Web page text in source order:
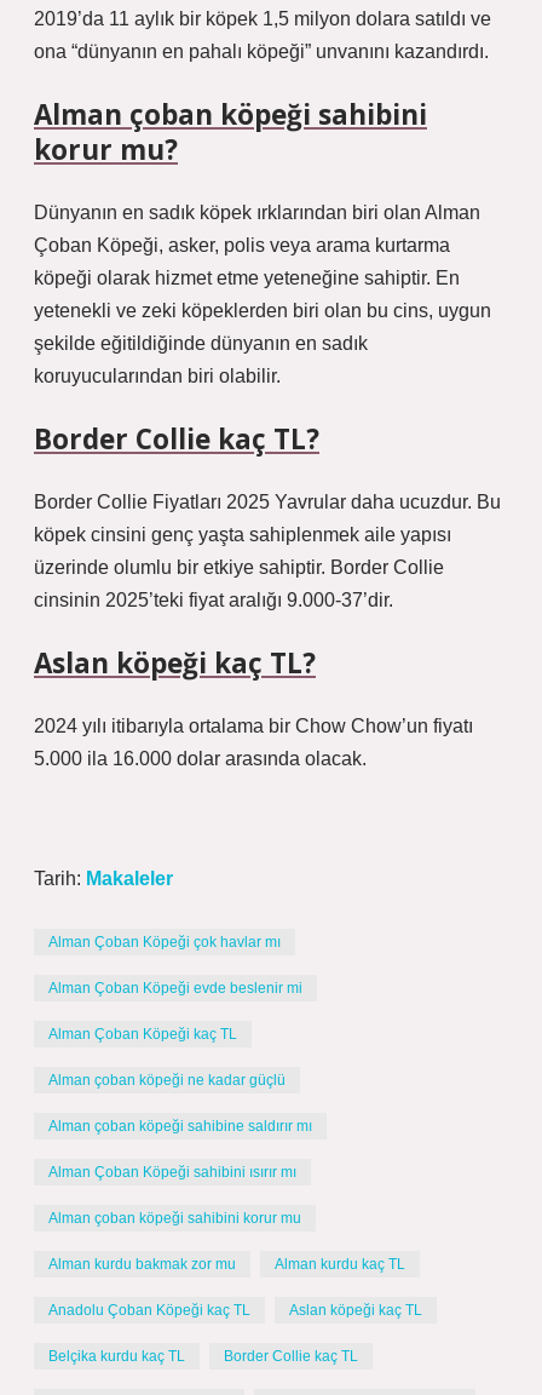
2019’da 11 aylık bir köpek 1,5 milyon dolara satıldı ve
ona “dünyanın en pahalı köpeği” unvanını kazandırdı.
Alman çoban köpeği sahibini
korur mu?
Dünyanın en sadık köpek ırklarından biri olan Alman
Çoban Köpeği, asker, polis veya arama kurtarma
köpeği olarak hizmet etme yeteneğine sahiptir. En
yetenekli ve zeki köpeklerden biri olan bu cins, uygun
şekilde eğitildiğinde dünyanın en sadık
koruyucularından biri olabilir.
Border Collie kaç TL?
Border Collie Fiyatları 2025 Yavrular daha ucuzdur. Bu
köpek cinsini genç yaşta sahiplenmek aile yapısı
üzerinde olumlu bir etkiye sahiptir. Border Collie
cinsinin 2025’teki fiyat aralığı 9.000-37’dir.
Aslan köpeği kaç TL?
2024 yılı itibarıyla ortalama bir Chow Chow’un fiyatı
5.000 ila 16.000 dolar arasında olacak.
Tarih: Makaleler
Alman Çoban Köpeği çok havlar mı
Alman Çoban Köpeği evde beslenir mi
Alman Çoban Köpeği kaç TL
Alman çoban köpeği ne kadar güçlü
Alman çoban köpeği sahibine saldırır mı
Alman Çoban Köpeği sahibini ısırır mı
Alman çoban köpeği sahibini korur mu
Alman kurdu bakmak zor mu Alman kurdu kaç TL
Anadolu Çoban Köpeği kaç TL Aslan köpeği kaç TL
Belçika kurdu kaç TL Border Collie kaç TL